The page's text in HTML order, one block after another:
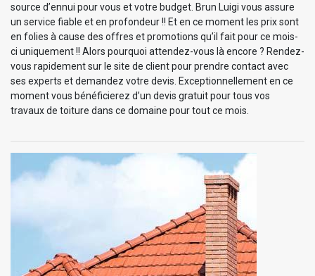
source d’ennui pour vous et votre budget. Brun Luigi vous assure
un service fiable et en profondeur !! Et en ce moment les prix sont
en folies à cause des offres et promotions qu’il fait pour ce mois-
ci uniquement !! Alors pourquoi attendez-vous là encore ? Rendez-
vous rapidement sur le site de client pour prendre contact avec
ses experts et demandez votre devis. Exceptionnellement en ce
moment vous bénéficierez d’un devis gratuit pour tous vos
travaux de toiture dans ce domaine pour tout ce mois.